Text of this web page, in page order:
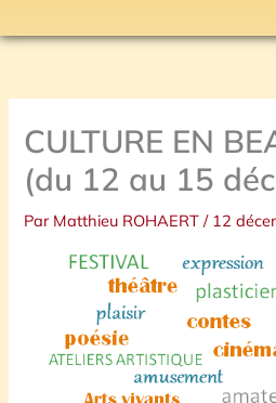
CULTURE EN
(du 12 au 15
Par Matthieu ROHAERT/ 12